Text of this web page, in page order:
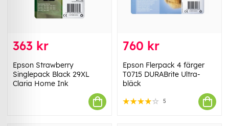
363 kr
Epson Strawberry
Singlepack Black 29XL
Claria Home Ink
760 kr
Epson Flerpack 4 färger
T0715 DURABrite Ultra-
bläck
5